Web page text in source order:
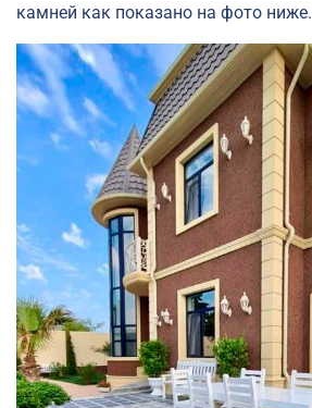
камней как показано на фото ниже.